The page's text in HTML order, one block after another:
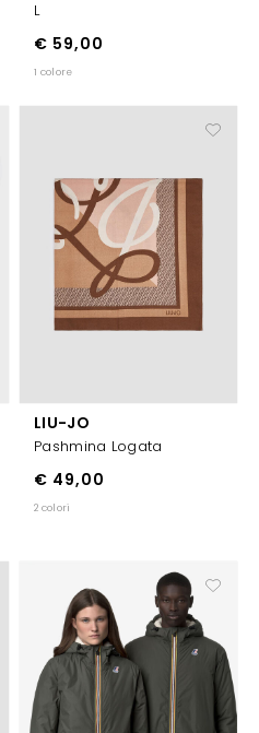
L
€ 59,00
1 colore
LIU-JO
Pashmina Logata
€ 49,00
2 colori